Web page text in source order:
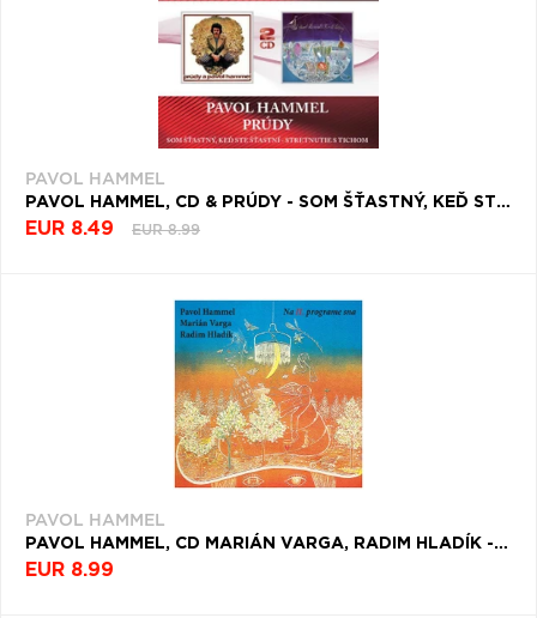
PAVOL HAMMEL
PAVOL HAMMEL, CD & PRÚDY - SOM ŠŤASTNÝ, KEĎ STE ŠŤASTNÍ / STRETNUTIE S TICHOM
EUR 8.49 EUR 8.99
PAVOL HAMMEL
PAVOL HAMMEL, CD MARIÁN VARGA, RADIM HLADÍK - NA II. PROGRAME SNA
EUR 8.99